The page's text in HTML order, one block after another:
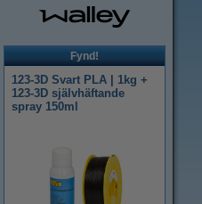
Fynd!
123-3D Svart PLA | 1kg +
123-3D självhäftande
spray 150ml